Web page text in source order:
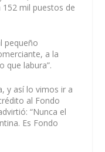
152 mil puestos de
pequeño
a la
que labura”.
y así lo vimos ir a
al Fondo
“Nunca el
Es Fondo